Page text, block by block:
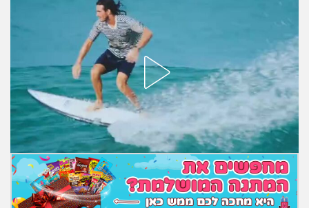
עבודה וקריירה
חברים ואנשים
בית, שכנים ושותפים
מה שעובר עליי
שומרים על הגוף
פיננסי וכלכלה